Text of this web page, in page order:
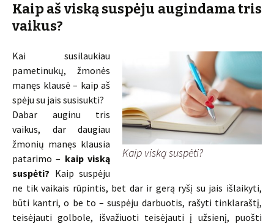
Kaip aš viską suspėju augindama tris
vaikus?
Kaip viską suspėti?
Kai susilaukiau
pametinukų, žmonės
manęs klausė – kaip aš
spėju su jais susisukti?
Dabar auginu tris
vaikus, dar daugiau
žmonių manęs klausia
patarimo – kaip viską
suspėti? Kaip suspėju
ne tik vaikais rūpintis, bet dar ir gerą ryšį su jais išlaikyti,
būti kantri, o be to – suspėju darbuotis, rašyti tinklaraštį,
teisėjauti golbole, išvažiuoti teisėjauti į užsienį, puošti